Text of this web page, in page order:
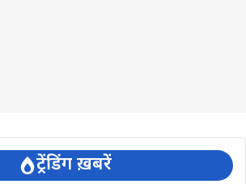
ट्रेंडिंग ख़बरें